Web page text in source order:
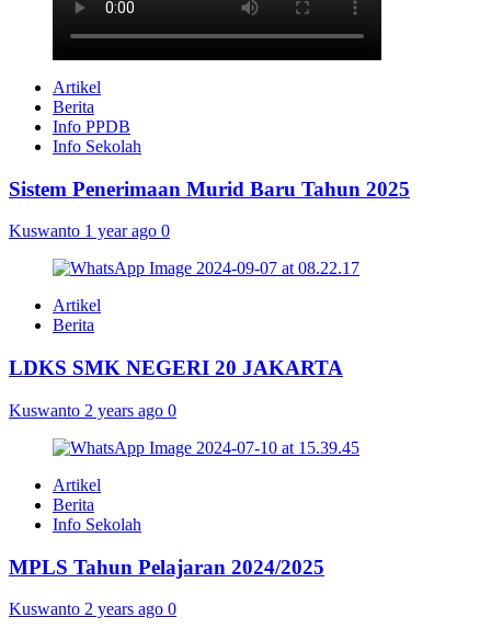
Artikel
Berita
Info PPDB
Info Sekolah
Sistem Penerimaan Murid Baru Tahun 2025
Kuswanto 1 year ago 0
Artikel
Berita
LDKS SMK NEGERI 20 JAKARTA
Kuswanto 2 years ago 0
Artikel
Berita
Info Sekolah
MPLS Tahun Pelajaran 2024/2025
Kuswanto 2 years ago 0